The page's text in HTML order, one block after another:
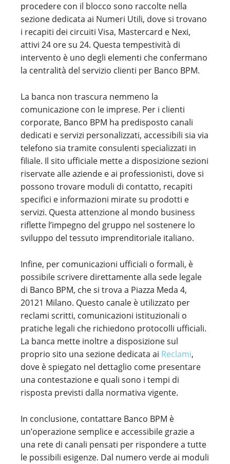
procedere con il blocco sono raccolte nella
sezione dedicata ai Numeri Utili, dove si trovano
i recapiti dei circuiti Visa, Mastercard e Nexi,
attivi 24 ore su 24. Questa tempestività di
intervento è uno degli elementi che confermano
la centralità del servizio clienti per Banco BPM.
La banca non trascura nemmeno la
comunicazione con le imprese. Per i clienti
corporate, Banco BPM ha predisposto canali
dedicati e servizi personalizzati, accessibili sia via
telefono sia tramite consulenti specializzati in
filiale. Il sito ufficiale mette a disposizione sezioni
riservate alle aziende e ai professionisti, dove si
possono trovare moduli di contatto, recapiti
specifici e informazioni mirate su prodotti e
servizi. Questa attenzione al mondo business
riflette l’impegno del gruppo nel sostenere lo
sviluppo del tessuto imprenditoriale italiano.
Infine, per comunicazioni ufficiali o formali, è
possibile scrivere direttamente alla sede legale
di Banco BPM, che si trova a Piazza Meda 4,
20121 Milano. Questo canale è utilizzato per
reclami scritti, comunicazioni istituzionali o
pratiche legali che richiedono protocolli ufficiali.
La banca mette inoltre a disposizione sul
proprio sito una sezione dedicata ai Reclami,
dove è spiegato nel dettaglio come presentare
una contestazione e quali sono i tempi di
risposta previsti dalla normativa vigente.
In conclusione, contattare Banco BPM è
un’operazione semplice e accessibile grazie a
una rete di canali pensati per rispondere a tutte
le possibili esigenze. Dal numero verde ai moduli